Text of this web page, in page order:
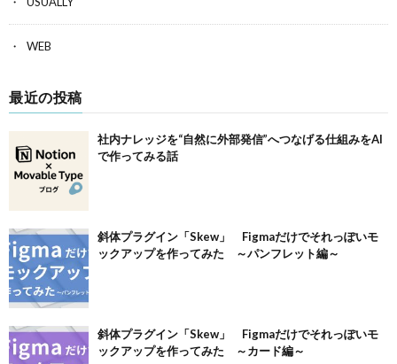
WEB
最近の投稿
社内ナレッジを“自然に外部発信”へつなげる仕組みをAI
で作ってみる話
斜体プラグイン「Skew」 Figmaだけでそれっぽいモ
ックアップを作ってみた ～パンフレット編～
斜体プラグイン「Skew」 Figmaだけでそれっぽいモ
ックアップを作ってみた ～カード編～